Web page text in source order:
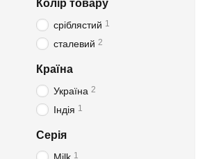
Колір товару
сріблястий 1
сталевий 2
Країна
Україна 2
Індія 1
Серія
1